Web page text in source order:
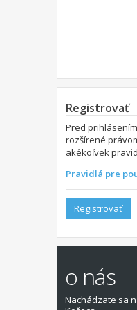
Registrovať
Pred
rozšírené
akékoľvek
Pravidlá pre
Registrovať
o nás
Nachádzate sa